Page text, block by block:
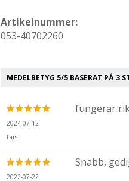
Artikelnummer:
053-40702260
MEDELBETYG 5/5 BASERAT PÅ 3
2024-07-12
Lars
fungerar
2022-07-22
Snabb,